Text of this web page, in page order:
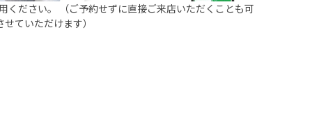
ださい。 （ご予約せずに直接ご来店いただくことも可
ていただけます）